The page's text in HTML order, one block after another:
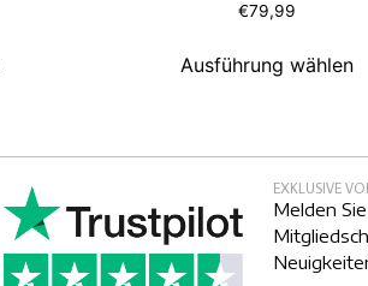
€79,99
Ausführung wählen
EXKLUSIVE
Melden